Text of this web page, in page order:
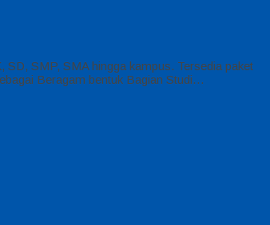
SMP, SMA hingga kampus. Tersedia paket
Beragam bentuk Bagian Studi…